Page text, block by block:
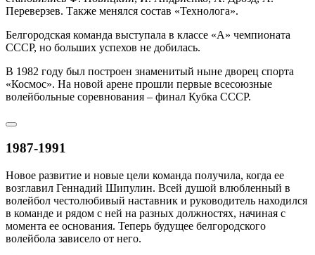
Переверзев. Также менялся состав «Технолога».
Белгородская команда выступала в классе «А» чемпионата
СССР, но больших успехов не добилась.
В 1982 году был построен знаменитый ныне дворец спорта
«Космос». На новой арене прошли первые всесоюзные
волейбольные соревнования – финал Кубка СССР.
1987-1991
Новое развитие и новые цели команда получила, когда ее
возглавил Геннадий Шипулин. Всей душой влюбленный в
волейбол честолюбивый наставник и руководитель находился
в команде и рядом с ней на разных должностях, начиная с
момента ее основания. Теперь будущее белгородского
волейбола зависело от него.